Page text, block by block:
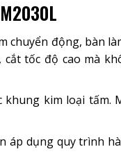
chuyển động, bàn
tốc độ cao mà
kim loại tấm.
áp dụng quy trình